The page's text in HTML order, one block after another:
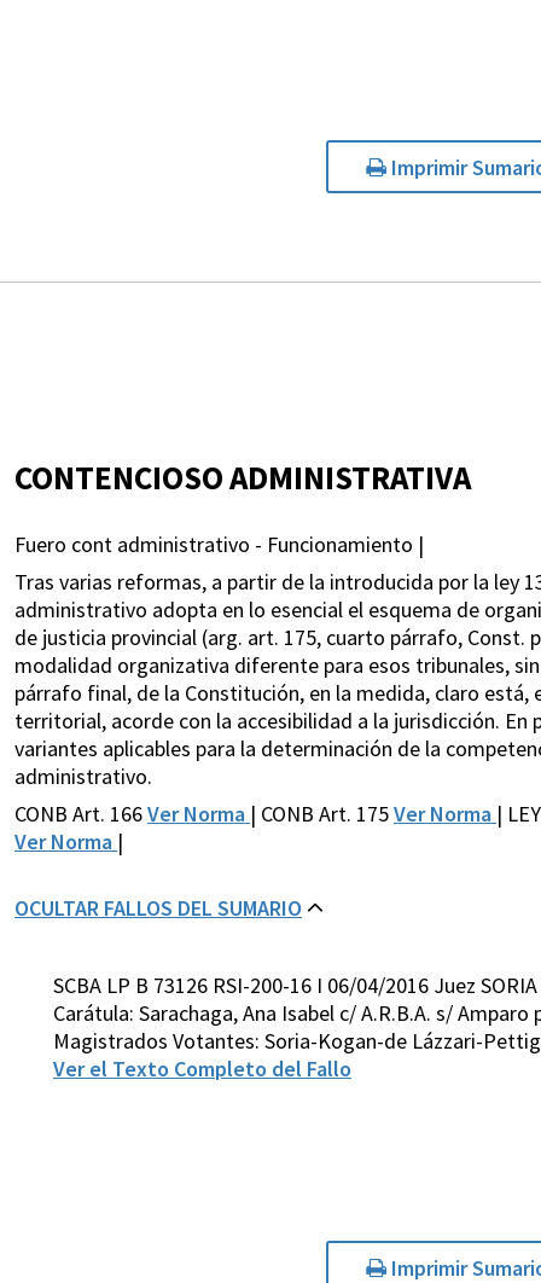
Imprimir
CONTENCIOSO ADMINISTRATIVA
Fuero cont administrativo - Funcionamiento |
Tras varias reformas, a partir de la introducida por la ley
administrativo adopta en lo esencial el esquema de
de justicia provincial (arg. art. 175, cuarto párrafo,
modalidad organizativa diferente para esos tribunales,
párrafo final, de la Constitución, en la medida, claro
territorial, acorde con la accesibilidad a la jurisdicción. En
variantes aplicables para la determinación de la
administrativo.
CONB Art. 166Ver Norma | CONB Art. 175Ver Norma |
Ver Norma |
OCULTAR FALLOS DEL SUMARIO
SCBA LP B 73126 RSI-200-16 I 06/04/2016 Juez SORIA
Carátula: Sarachaga, Ana Isabel c/ A.R.B.A. s/
Magistrados Votantes: Soria-Kogan-de Lázzari-
Ver el Texto Completo del Fallo
Imprimir